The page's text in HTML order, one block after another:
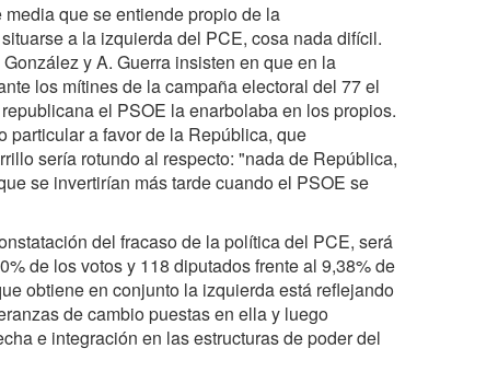
que se entiende propio de la
a la izquierda del PCE, cosa nada difícil.
y A. Guerra insisten en que en la
los mítines de la campaña electoral del 77 el
el PSOE la enarbolaba en los propios.
particular a favor de la República, que
sería rotundo al respecto: "nada de República,
se invertirían más tarde cuando el PSOE se
del fracaso de la política del PCE, será
de los votos y 118 diputados frente al 9,38% de
obtiene en conjunto la izquierda está reflejando
de cambio puestas en ella y luego
e integración en las estructuras de poder del